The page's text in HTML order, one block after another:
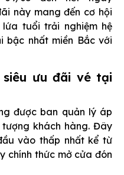
này mang đến cơ hội
tuổi trải nghiệm hệ
bậc nhất miền Bắc với
ưu đãi vé tại
được ban quản lý áp
khách hàng. Đây
vào thấp nhất kể từ
chính thức mở cửa đón